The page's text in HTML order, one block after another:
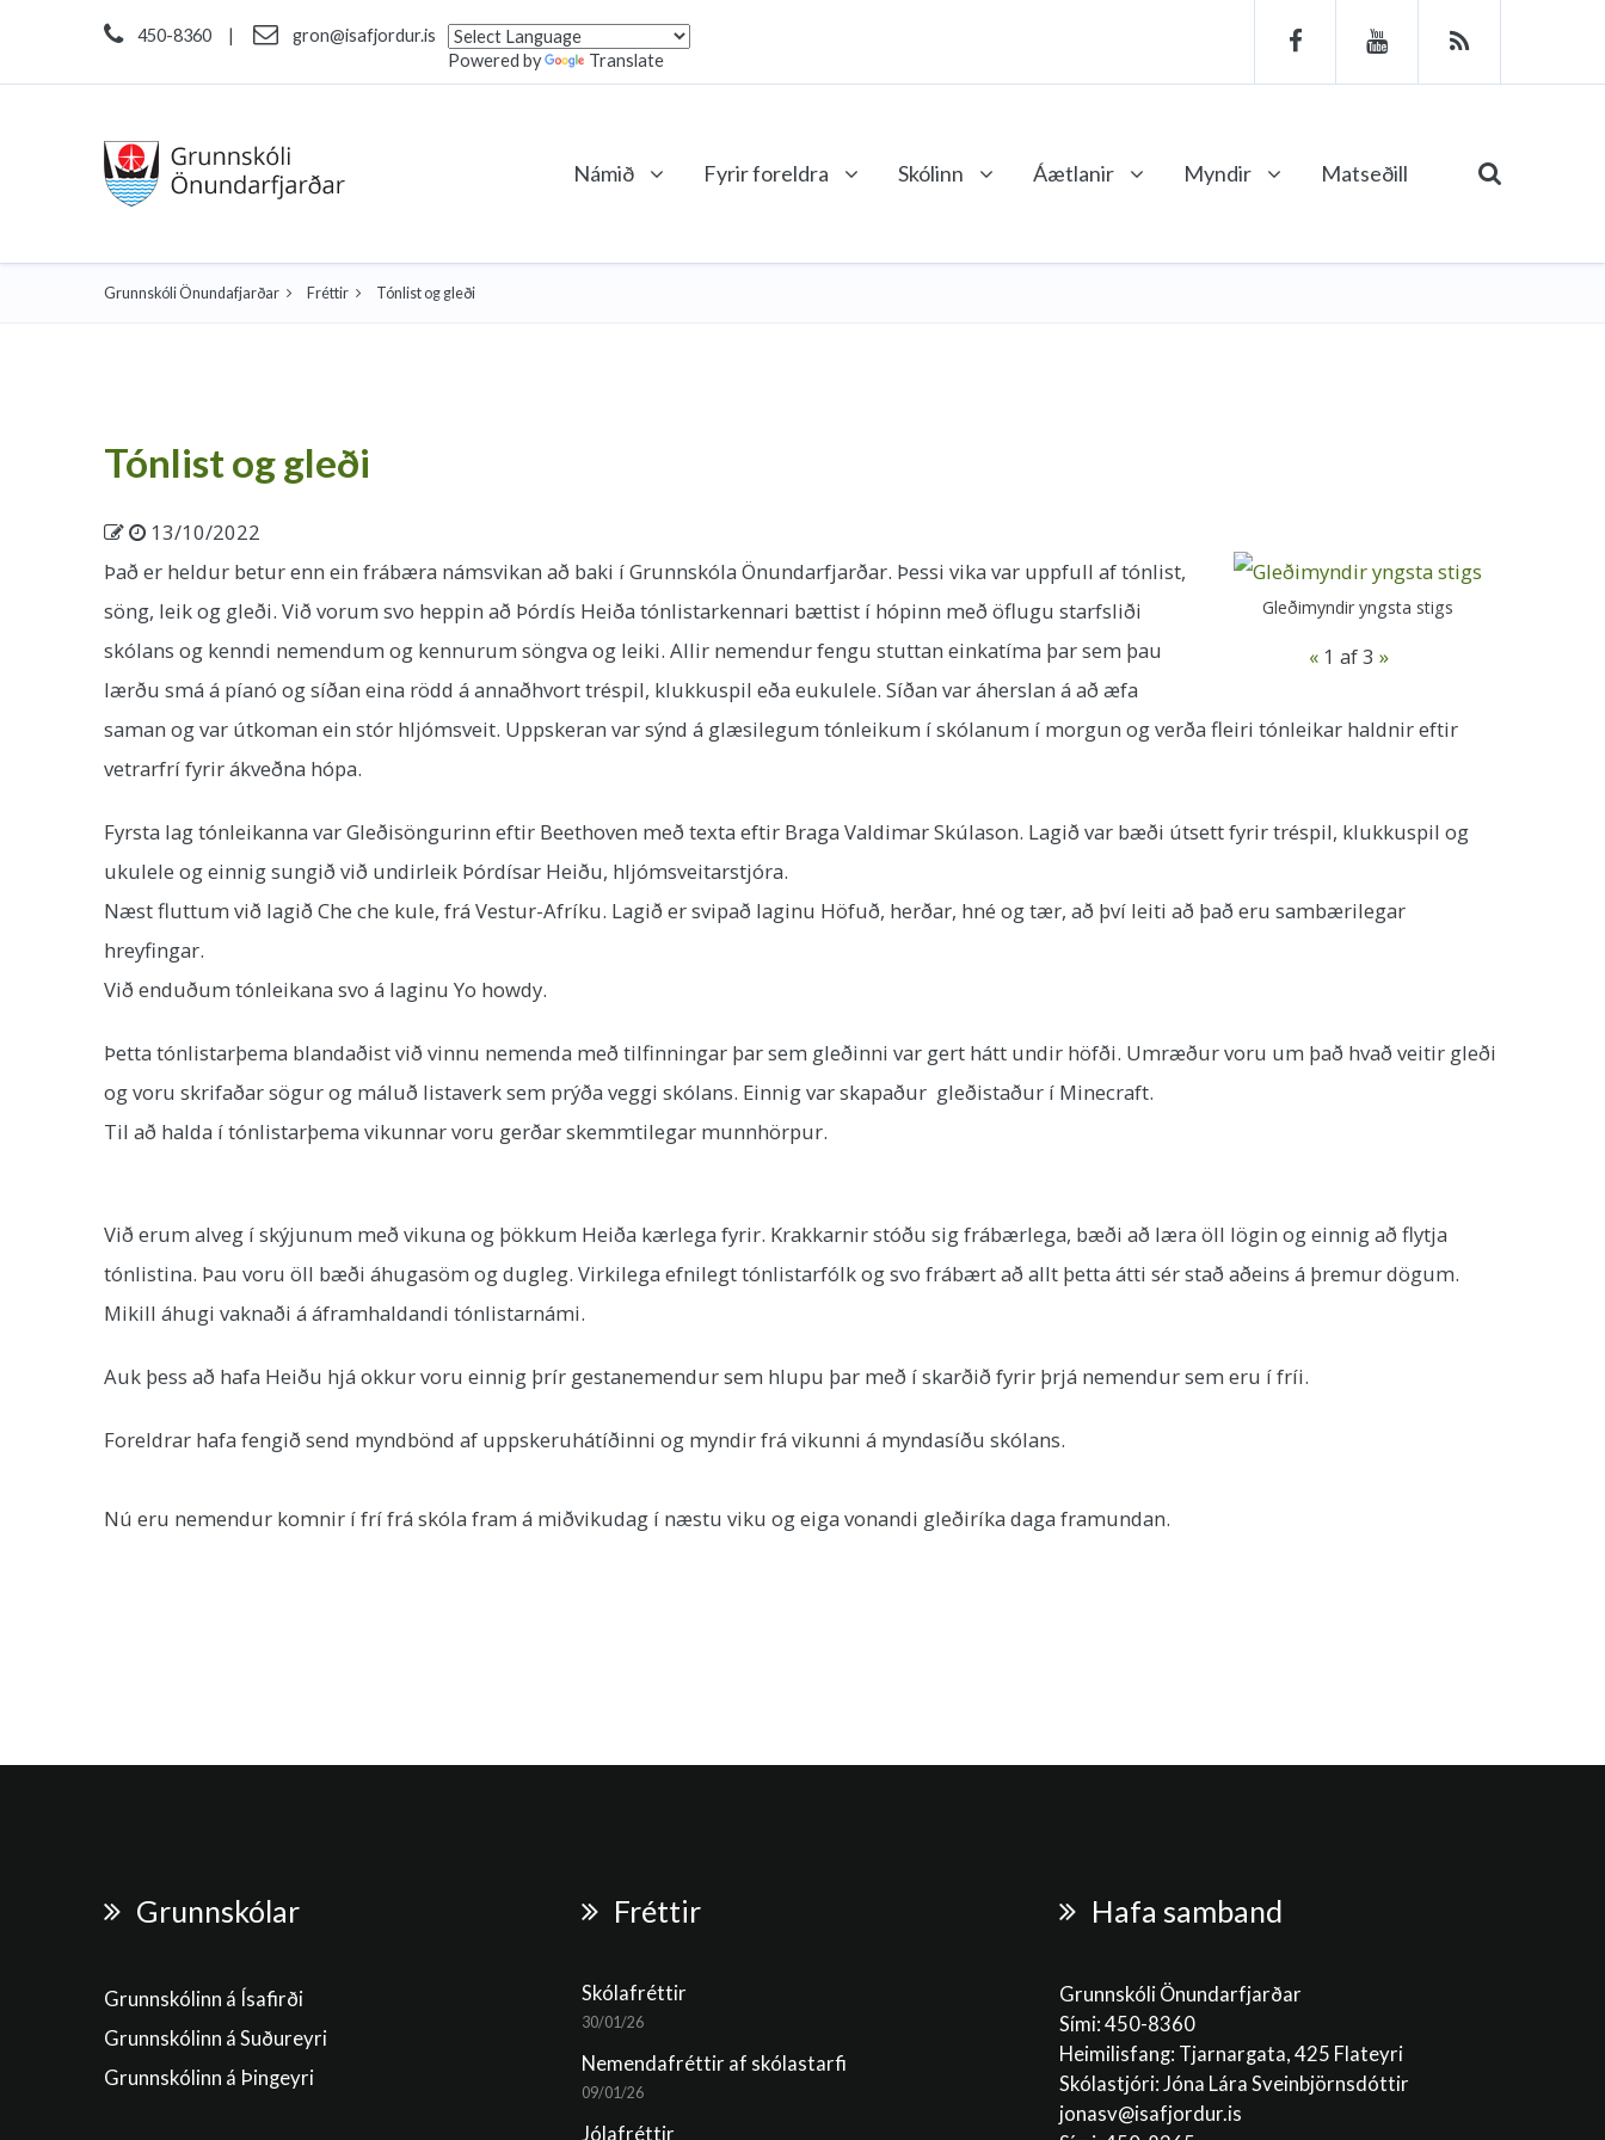
450-8360 |
gron@isafjordur.is
Powered by
Translate
Námið Fyrir foreldra Skólinn Áætlanir Myndir Matseðill
Grunnskóli Önundafjarðar Fréttir Tónlist og gleði
Tónlist og gleði
13/10/2022
Gleðimyndir yngsta stigs
« 1 af 3 »
Það er heldur betur enn ein frábæra námsvikan að baki í Grunnskóla Önundarfjarðar. Þessi vika var uppfull af tónlist,
söng, leik og gleði. Við vorum svo heppin að Þórdís Heiða tónlistarkennari bættist í hópinn með öflugu starfsliði
skólans og kenndi nemendum og kennurum söngva og leiki. Allir nemendur fengu stuttan einkatíma þar sem þau
lærðu smá á píanó og síðan eina rödd á annaðhvort tréspil, klukkuspil eða eukulele. Síðan var áherslan á að æfa
saman og var útkoman ein stór hljómsveit. Uppskeran var sýnd á glæsilegum tónleikum í skólanum í morgun og verða fleiri tónleikar haldnir eftir
vetrarfrí fyrir ákveðna hópa.
Fyrsta lag tónleikanna var Gleðisöngurinn eftir Beethoven með texta eftir Braga Valdimar Skúlason. Lagið var bæði útsett fyrir tréspil, klukkuspil og
ukulele og einnig sungið við undirleik Þórdísar Heiðu, hljómsveitarstjóra.
Næst fluttum við lagið Che che kule, frá Vestur-Afríku. Lagið er svipað laginu Höfuð, herðar, hné og tær, að því leiti að það eru sambærilegar
hreyfingar.
Við enduðum tónleikana svo á laginu Yo howdy.
Þetta tónlistarþema blandaðist við vinnu nemenda með tilfinningar þar sem gleðinni var gert hátt undir höfði. Umræður voru um það hvað veitir gleði
og voru skrifaðar sögur og máluð listaverk sem prýða veggi skólans. Einnig var skapaður gleðistaður í Minecraft.
Til að halda í tónlistarþema vikunnar voru gerðar skemmtilegar munnhörpur.
Við erum alveg í skýjunum með vikuna og þökkum Heiða kærlega fyrir. Krakkarnir stóðu sig frábærlega, bæði að læra öll lögin og einnig að flytja
tónlistina. Þau voru öll bæði áhugasöm og dugleg. Virkilega efnilegt tónlistarfólk og svo frábært að allt þetta átti sér stað aðeins á þremur dögum.
Mikill áhugi vaknaði á áframhaldandi tónlistarnámi.
Auk þess að hafa Heiðu hjá okkur voru einnig þrír gestanemendur sem hlupu þar með í skarðið fyrir þrjá nemendur sem eru í fríi.
Foreldrar hafa fengið send myndbönd af uppskeruhátíðinni og myndir frá vikunni á myndasíðu skólans.
Nú eru nemendur komnir í frí frá skóla fram á miðvikudag í næstu viku og eiga vonandi gleðiríka daga framundan.
Grunnskólar
Grunnskólinn á Ísafirði
Grunnskólinn á Suðureyri
Grunnskólinn á Þingeyri
Fréttir
Skólafréttir
30/01/26
Nemendafréttir af skólastarfi
09/01/26
Jólafréttir
Hafa samband
Grunnskóli Önundarfjarðar
Sími: 450-8360
Heimilisfang: Tjarnargata, 425 Flateyri
Skólastjóri: Jóna Lára Sveinbjörnsdóttir
jonasv@isafjordur.is